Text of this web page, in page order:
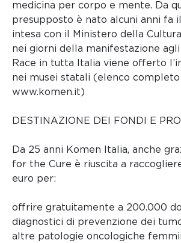
medicina per corpo e mente. Da
presupposto è nato alcuni anni fa
intesa con il Ministero della
nei giorni della manifestazione
Race in tutta Italia viene offerto
nei musei statali (elenco
www.komen.it)
DESTINAZIONE DEI FONDI E
Da 25 anni Komen Italia, anche
for the Cure è riuscita a
euro per:
offrire gratuitamente a 200.000
diagnostici di prevenzione dei
altre patologie oncologiche